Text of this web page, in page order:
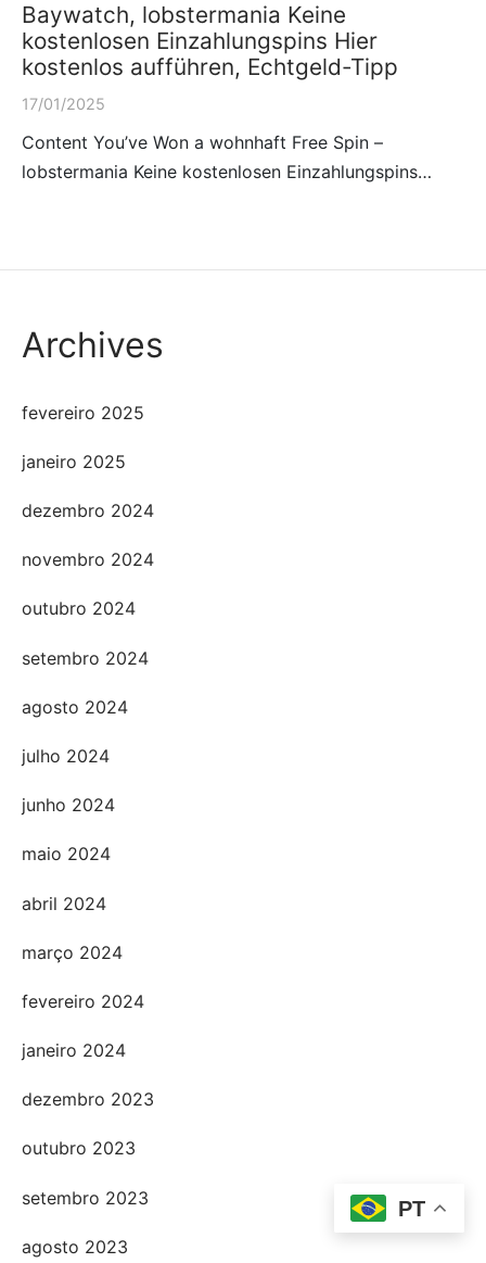
Baywatch, lobstermania Keine
kostenlosen Einzahlungspins Hier
kostenlos aufführen, Echtgeld-Tipp
17/01/2025
Content You’ve Won a wohnhaft Free Spin –
lobstermania Keine kostenlosen Einzahlungspins…
Archives
fevereiro 2025
janeiro 2025
dezembro 2024
novembro 2024
outubro 2024
setembro 2024
agosto 2024
julho 2024
junho 2024
maio 2024
abril 2024
março 2024
fevereiro 2024
janeiro 2024
dezembro 2023
outubro 2023
setembro 2023
agosto 2023
PT